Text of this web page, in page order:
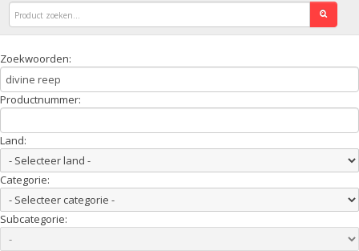
Zoekwoorden:
Productnummer:
Land:
Categorie:
Subcategorie: